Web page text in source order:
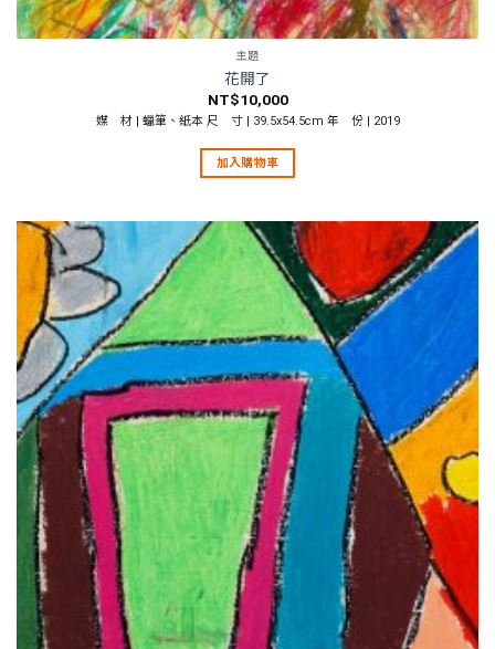
主題
花開了
NT$10,000
媒 材 | 蠟筆、紙本 尺 寸 | 39.5x54.5cm 年 份 | 2019
加入購物車